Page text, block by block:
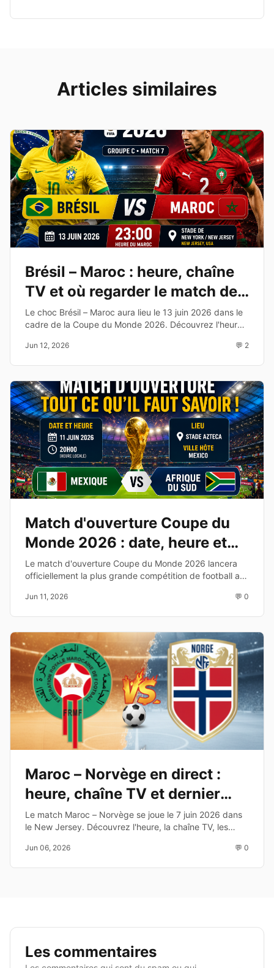
Articles similaires
Brésil – Maroc : heure, chaîne
TV et où regarder le match de
la Coupe du Monde 2026
Le choc Brésil – Maroc aura lieu le 13 juin 2026 dans le
cadre de la Coupe du Monde 2026. Découvrez l'heure,
de cette affiche du Groupe C.
Jun 12, 2026 💬 2
Match d'ouverture Coupe du
Monde 2026 : date, heure et
diffusion TV
Le match d'ouverture Coupe du Monde 2026 lancera
officiellement la plus grande compétition de football au
chaînes de diffusion.
Jun 11, 2026 💬 0
Maroc – Norvège en direct :
heure, chaîne TV et dernier
test avant le Mondial 2026
Le match Maroc – Norvège se joue le 7 juin 2026 dans
le New Jersey. Découvrez l'heure, la chaîne TV, les
2026.
Jun 06, 2026 💬 0
Les commentaires